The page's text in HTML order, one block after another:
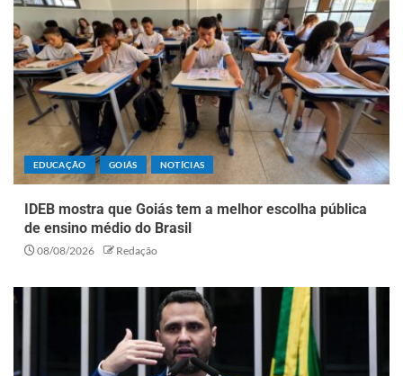
EDUCAÇÃO GOIÁS NOTÍCIAS
IDEB mostra que Goiás tem a melhor escolha pública
de ensino médio do Brasil
08/08/2026 Redação